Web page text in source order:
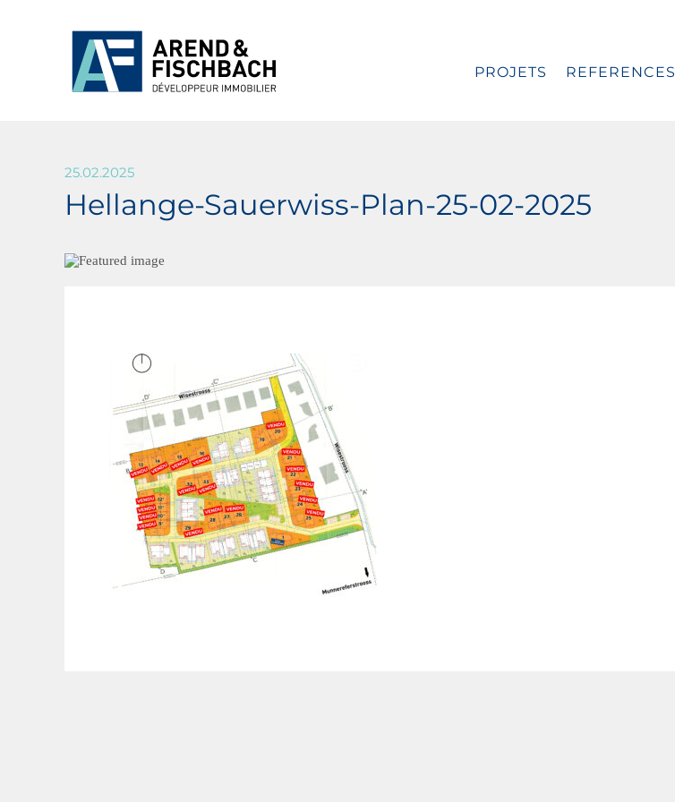
PROJETS REFERENCES
25.02.2025
Hellange-Sauerwiss-Plan-25-02-2025